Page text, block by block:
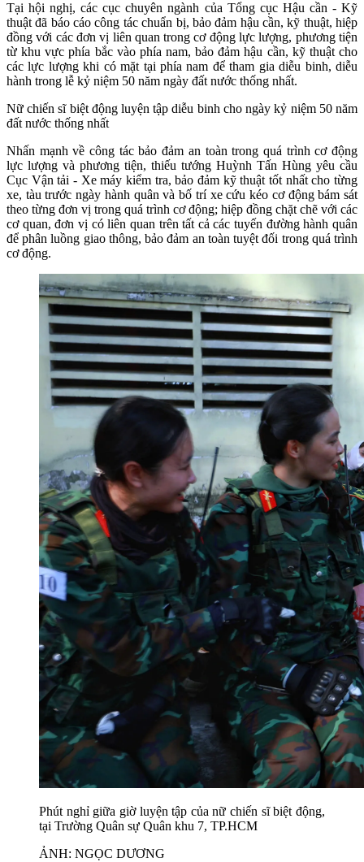
Tại hội nghị, các cục chuyên ngành của Tổng cục Hậu cần - Kỹ
thuật đã báo cáo công tác chuẩn bị, bảo đảm hậu cần, kỹ thuật, hiệp
đồng với các đơn vị liên quan trong cơ động lực lượng, phương tiện
từ khu vực phía bắc vào phía nam, bảo đảm hậu cần, kỹ thuật cho
các lực lượng khi có mặt tại phía nam để tham gia diễu binh, diễu
hành trong lễ kỷ niệm 50 năm ngày đất nước thống nhất.
Nữ chiến sĩ biệt động luyện tập diễu binh cho ngày kỷ niệm 50 năm
đất nước thống nhất
Nhấn mạnh về công tác bảo đảm an toàn trong quá trình cơ động
lực lượng và phương tiện, thiếu tướng Huỳnh Tấn Hùng yêu cầu
Cục Vận tải - Xe máy kiểm tra, bảo đảm kỹ thuật tốt nhất cho từng
xe, tàu trước ngày hành quân và bố trí xe cứu kéo cơ động bám sát
theo từng đơn vị trong quá trình cơ động; hiệp đồng chặt chẽ với các
cơ quan, đơn vị có liên quan trên tất cả các tuyến đường hành quân
để phân luồng giao thông, bảo đảm an toàn tuyệt đối trong quá trình
cơ động.
Phút nghỉ giữa giờ luyện tập của nữ chiến sĩ biệt động,
tại Trường Quân sự Quân khu 7, TP.HCM
ẢNH: NGỌC DƯƠNG